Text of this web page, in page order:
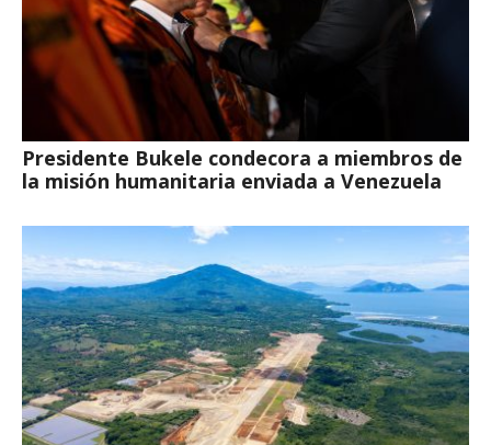
Presidente Bukele condecora a miembros de
la misión humanitaria enviada a Venezuela